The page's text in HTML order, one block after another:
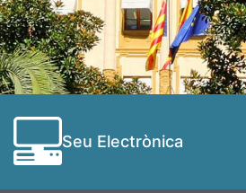
Seu Electrònica